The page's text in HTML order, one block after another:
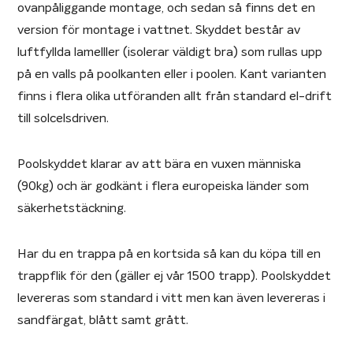
ovanpåliggande montage, och sedan så finns det en
version för montage i vattnet. Skyddet består av
luftfyllda lamelller (isolerar väldigt bra) som rullas upp
på en valls på poolkanten eller i poolen. Kant varianten
finns i flera olika utföranden allt från standard el-drift
till solcelsdriven.
Poolskyddet klarar av att bära en vuxen människa
(90kg) och är godkänt i flera europeiska länder som
säkerhetstäckning.
Har du en trappa på en kortsida så kan du köpa till en
trappflik för den (gäller ej vår 1500 trapp). Poolskyddet
levereras som standard i vitt men kan även levereras i
sandfärgat, blått samt grått.